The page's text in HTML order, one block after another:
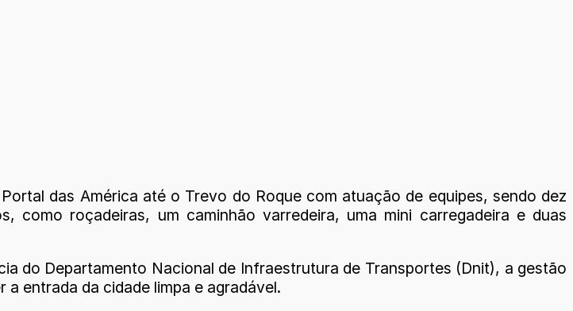
das América até o Trevo do Roque com atuação de equipes, sendo dez
como roçadeiras, um caminhão varredeira, uma mini carregadeira e duas
do Departamento Nacional de Infraestrutura de Transportes (Dnit), a gestão
entrada da cidade limpa e agradável.